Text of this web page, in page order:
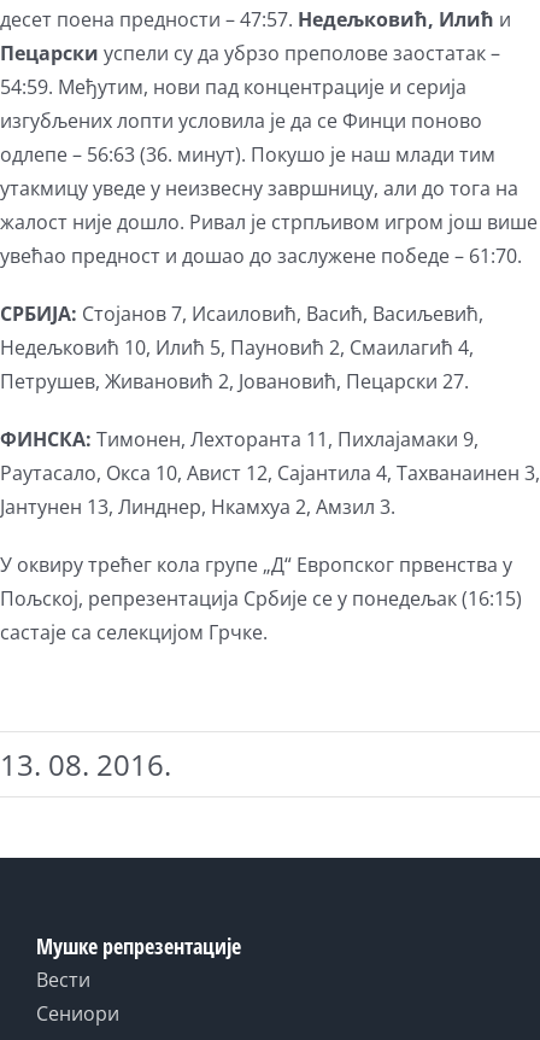
десет поена предности – 47:57. Недељковић, Илић и
Пецарски успели су да убрзо преполове заостатак –
54:59. Међутим, нови пад концентрације и серија
изгубљених лопти условила је да се Финци поново
одлепе – 56:63 (36. минут). Покушо је наш млади тим
утакмицу уведе у неизвесну завршницу, али до тога на
жалост није дошло. Ривал је стрпљивом игром још више
увећао предност и дошао до заслужене победе – 61:70.
СРБИЈА: Стојанов 7, Исаиловић, Васић, Васиљевић,
Недељковић 10, Илић 5, Пауновић 2, Смаилагић 4,
Петрушев, Живановић 2, Јовановић, Пецарски 27.
ФИНСКА: Тимонен, Лехторанта 11, Пихлајамаки 9,
Раутасало, Окса 10, Авист 12, Сајантила 4, Тахванаинен 3,
Јантунен 13, Линднер, Нкамхуа 2, Амзил 3.
У оквиру трећег кола групе „Д“ Европског првенства у
Пољској, репрезентација Србије се у понедељак (16:15)
састаје са селекцијом Грчке.
13. 08. 2016.
Мушке репрезентације
Вести
Сениори